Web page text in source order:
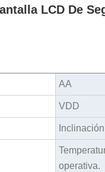
LCD De
AA
VDD
Inclinación
operativa.